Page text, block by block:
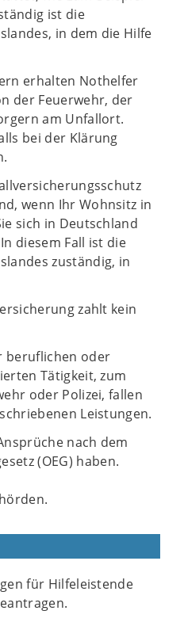
ist die
in dem die Hilfe
erhalten Nothelfer
der Feuerwehr, der
am Unfallort.
bei der Klärung
wenn Ihr Wohnsitz in
sich in Deutschland
diesem Fall ist die
zuständig, in
zahlt kein
beruflichen oder
Tätigkeit, zum
oder Polizei, fallen
Leistungen.
nach dem
(OEG) haben.
für Hilfeleistende